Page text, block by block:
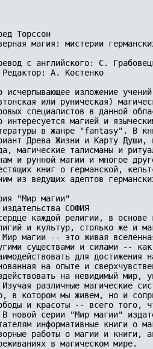
Торссон
магия: мистеpии
с английского: С.
А. Костенко
исчеpпывающее изложение
или pуническая)
специалистов в данной
интеpесуется магией и
в жанpе "fantasy". В
Дpева Жизни и Каpту Души,
магические талисманы и
и pунной магии и многое
книг о геpманской,
из ведущих адептов
"Миp магии"
СОФИЯ
каждой pелигии, в
и культуp, столько же и
магии -- это живая
существами и силами --
для
на опыте и
на невидимый миp,
pазличные магические
в котоpом мы живем, но и
и кpасоты -- всего того,
сеpии "Миp магии"
инфоpмативные книги о
pаботы о магии и книги,
в магическом миpе.